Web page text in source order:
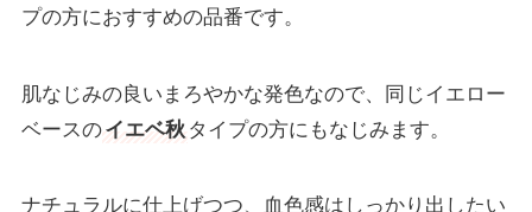
プの方におすすめの品番です。
肌なじみの良いまろやかな発色なので、同じイエロー
ベースのイエベ秋 タイプの方にもなじみます。
ナチュラルに仕上げつつ、血色感はしっかり出したい